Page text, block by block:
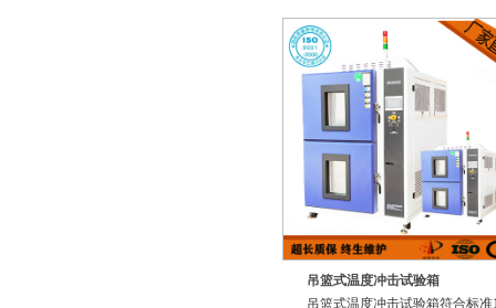
...
吊篮式温度冲击试验箱
吊篮式温度冲击试验箱符合标准